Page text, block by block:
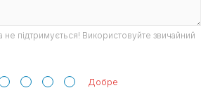
не підтримується! Використовуйте звичайний
Добре